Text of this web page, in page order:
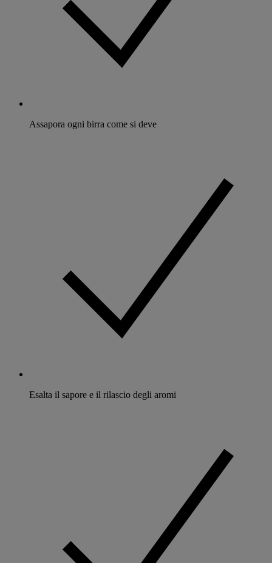
Assapora ogni birra come si deve
Esalta il sapore e il rilascio degli aromi